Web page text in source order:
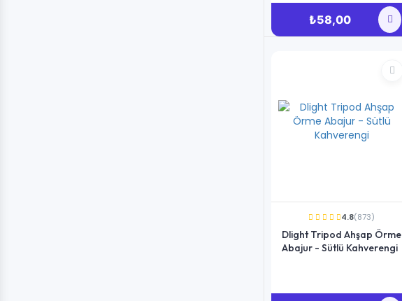
₺58,00
4.8(873)
Dlight Tripod Ahşap Örme
Abajur - Sütlü Kahverengi